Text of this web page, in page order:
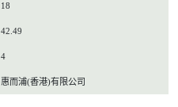
18
42.49
4
惠而浦(香港)有限公司